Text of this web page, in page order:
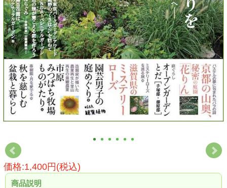
価格:1,400円(税込)
商品説明